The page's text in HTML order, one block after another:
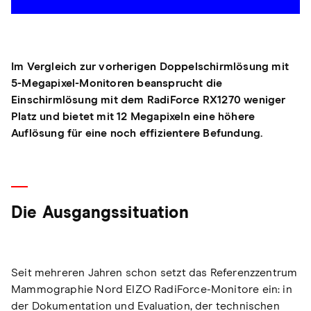
Im Vergleich zur vorherigen Doppelschirmlösung mit
5-Megapixel-Monitoren beansprucht die
Einschirmlösung mit dem RadiForce RX1270 weniger
Platz und bietet mit 12 Megapixeln eine höhere
Auflösung für eine noch effizientere Befundung.
Die Ausgangssituation
Seit mehreren Jahren schon setzt das Referenzzentrum
Mammographie Nord EIZO RadiForce-Monitore ein: in
der Dokumentation und Evaluation, der technischen